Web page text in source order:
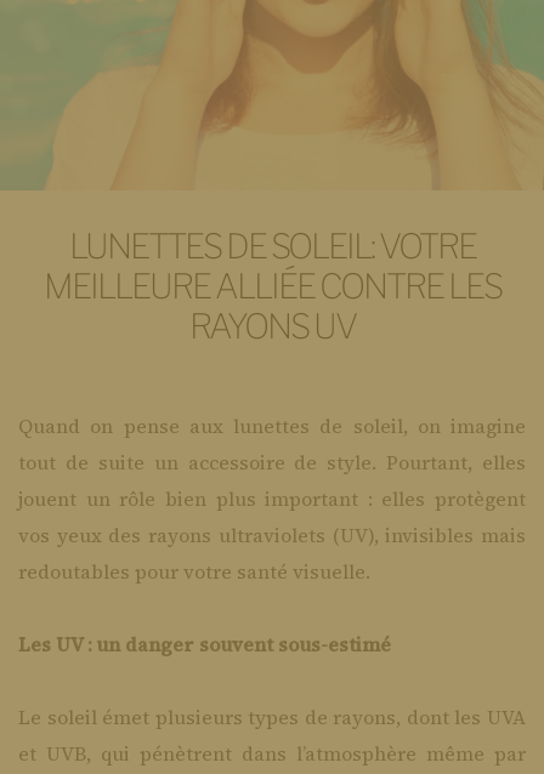
LUNETTES DE SOLEIL: VOTRE
MEILLEURE ALLIÉE CONTRE LES
RAYONS UV
Quand on pense aux lunettes de soleil, on imagine
tout de suite un accessoire de style. Pourtant, elles
jouent un rôle bien plus important : elles protègent
vos yeux des rayons ultraviolets (UV), invisibles mais
redoutables pour votre santé visuelle.
Les UV : un danger souvent sous-estimé
Le soleil émet plusieurs types de rayons, dont les UVA
et UVB, qui pénètrent dans l’atmosphère même par